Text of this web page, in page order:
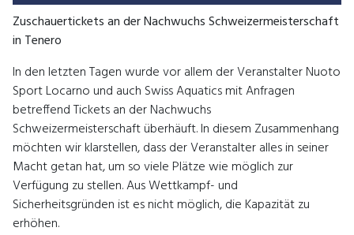
Zuschauertickets an der Nachwuchs Schweizermeisterschaft
in Tenero
In den letzten Tagen wurde vor allem der Veranstalter Nuoto
Sport Locarno und auch Swiss Aquatics mit Anfragen
betreffend Tickets an der Nachwuchs
Schweizermeisterschaft überhäuft. In diesem Zusammenhang
möchten wir klarstellen, dass der Veranstalter alles in seiner
Macht getan hat, um so viele Plätze wie möglich zur
Verfügung zu stellen. Aus Wettkampf- und
Sicherheitsgründen ist es nicht möglich, die Kapazität zu
erhöhen.